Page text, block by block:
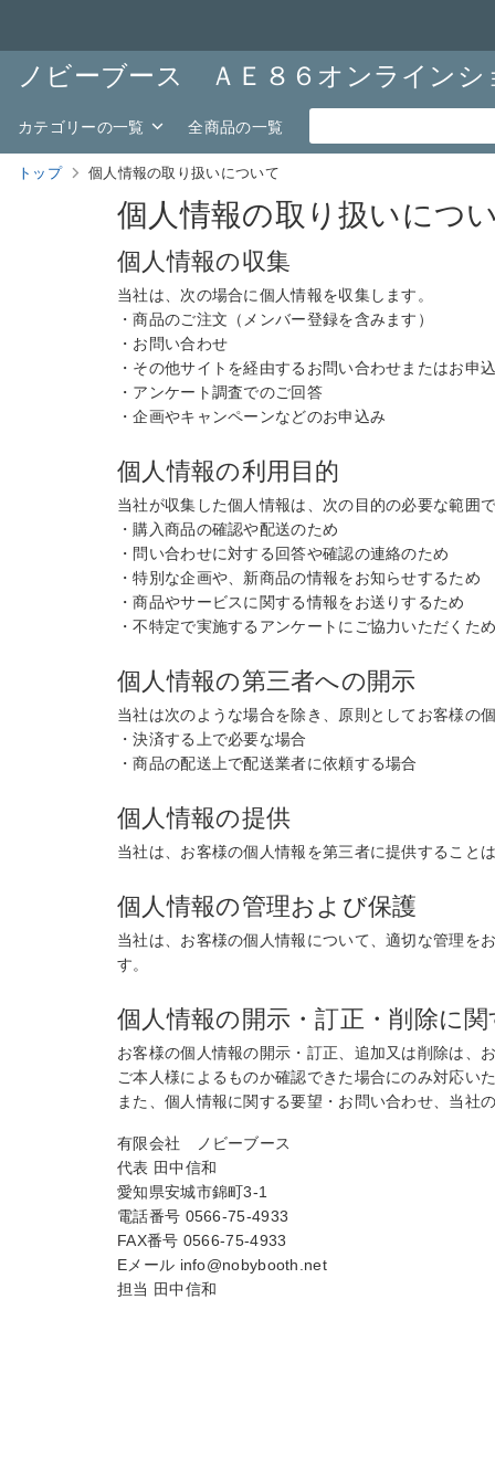
ノビーブース ＡＥ８６オンラインシ
カテゴリーの一覧 全商品の一覧
トップ 個人情報の取り扱いについて
個人情報の取り扱いにつ
個人情報の収集
当社は、次の場合に個人情報を収集します。
・商品のご注文（メンバー登録を含みます）
・お問い合わせ
・その他サイトを経由するお問い合わせまたはお申
・アンケート調査でのご回答
・企画やキャンペーンなどのお申込み
個人情報の利用目的
当社が収集した個人情報は、次の目的の必要な範囲
・購入商品の確認や配送のため
・問い合わせに対する回答や確認の連絡のため
・特別な企画や、新商品の情報をお知らせするため
・商品やサービスに関する情報をお送りするため
・不特定で実施するアンケートにご協力いただくた
個人情報の第三者への開示
当社は次のような場合を除き、原則としてお客様の
・決済する上で必要な場合
・商品の配送上で配送業者に依頼する場合
個人情報の提供
当社は、お客様の個人情報を第三者に提供すること
個人情報の管理および保護
当社は、お客様の個人情報について、適切な管理を
す。
個人情報の開示・訂正・削除に
お客様の個人情報の開示・訂正、追加又は削除は、
ご本人様によるものか確認できた場合にのみ対応い
また、個人情報に関する要望・お問い合わせ、当社
有限会社 ノビーブース
代表 田中信和
愛知県安城市錦町3-1
電話番号 0566-75-4933
FAX番号 0566-75-4933
Eメール info@nobybooth.net
担当 田中信和